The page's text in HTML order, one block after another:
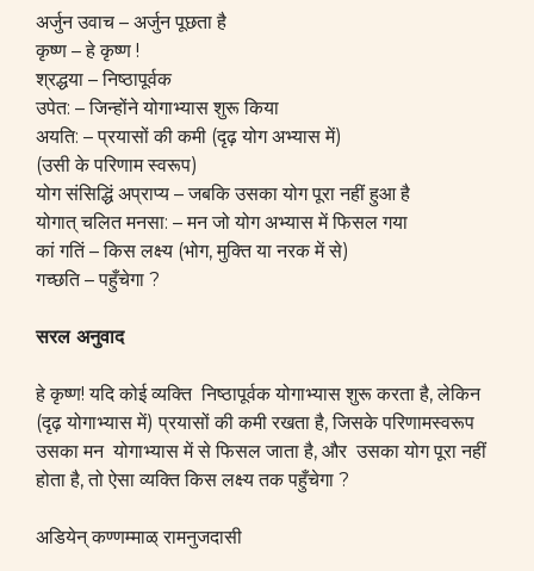
अर्जुन उवाच – अर्जुन पूछता है
कृष्ण – हे कृष्ण !
श्रद्धया – निष्ठापूर्वक
उपेत: – जिन्होंने योगाभ्यास शुरू किया
अयति: – प्रयासों की कमी (दृढ़ योग अभ्यास में)
(उसी के परिणाम स्वरूप)
योग संसिद्धिं अप्राप्य – जबकि उसका योग पूरा नहीं हुआ है
योगात् चलित मनसा: – मन जो योग अभ्यास में फिसल गया
कां गतिं – किस लक्ष्य (भोग, मुक्ति या नरक में से)
गच्छति – पहुँचेगा ?
सरल अनुवाद
हे कृष्ण! यदि कोई व्यक्ति निष्ठापूर्वक योगाभ्यास शुरू करता है, लेकिन
(दृढ़ योगाभ्यास में) प्रयासों की कमी रखता है, जिसके परिणामस्वरूप
उसका मन योगाभ्यास में से फिसल जाता है, और उसका योग पूरा नहीं
होता है, तो ऐसा व्यक्ति किस लक्ष्य तक पहुँचेगा ?
अडियेन् कण्णम्माळ् रामनुजदासी